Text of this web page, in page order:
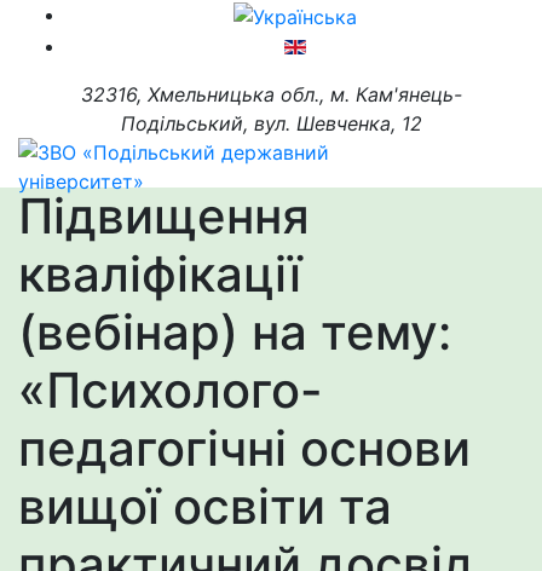
32316, Хмельницька обл., м. Кам'янець-
Подільський, вул. Шевченка, 12
Підвищення
кваліфікації
(вебінар) на тему:
«Психолого-
педагогічні основи
вищої освіти та